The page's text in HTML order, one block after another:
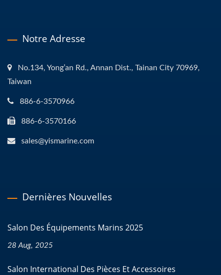
Notre Adresse
No.134, Yong’an Rd., Annan Dist., Tainan City 70969,
Taiwan
886-6-3570966
886-6-3570166
sales@yismarine.com
Dernières Nouvelles
Salon Des Équipements Marins 2025
28 Aug, 2025
Salon International Des Pièces Et Accessoires